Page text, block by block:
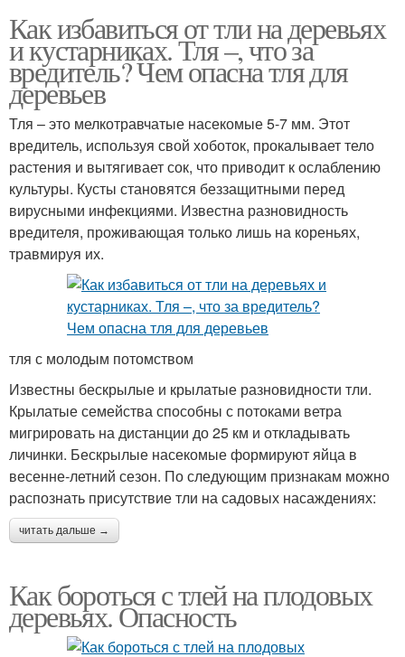
Как избавиться от тли на деревьях
и кустарниках. Тля –, что за
вредитель? Чем опасна тля для
деревьев
Тля – это мелкотравчатые насекомые 5-7 мм. Этот
вредитель, используя свой хоботок, прокалывает тело
растения и вытягивает сок, что приводит к ослаблению
культуры. Кусты становятся беззащитными перед
вирусными инфекциями. Известна разновидность
вредителя, проживающая только лишь на кореньях,
травмируя их.
тля с молодым потомством
Известны бескрылые и крылатые разновидности тли.
Крылатые семейства способны с потоками ветра
мигрировать на дистанции до 25 км и откладывать
личинки. Бескрылые насекомые формируют яйца в
весенне-летний сезон. По следующим признакам можно
распознать присутствие тли на садовых насаждениях:
читать дальше →
Как бороться с тлей на плодовых
деревьях. Опасность